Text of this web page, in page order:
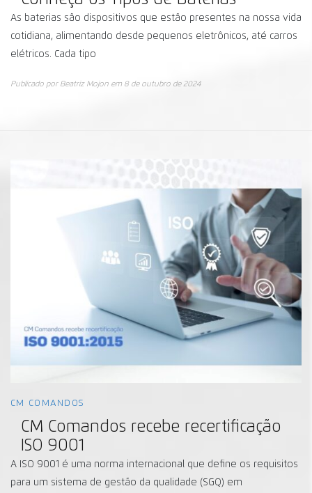
As baterias são dispositivos que estão presentes na nossa vida
cotidiana, alimentando desde pequenos eletrônicos, até carros
elétricos. Cada tipo
Publicado por Beatriz Mojon em 8 de outubro de 2024
CM COMANDOS
CM Comandos recebe recertificação
ISO 9001
A ISO 9001 é uma norma internacional que define os requisitos
para um sistema de gestão da qualidade (SGQ) em